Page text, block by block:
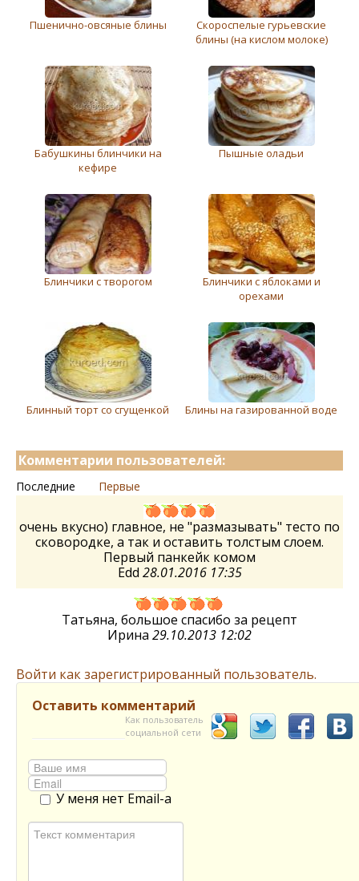
Пшенично-овсяные блины
Скороспелые гурьевские
блины (на кислом молоке)
Бабушкины блинчики на
кефире
Пышные оладьи
Блинчики с творогом
Блинчики с яблоками и
орехами
Блинный торт со сгущенкой Блины на газированной воде
Комментарии пользователей:
Последние Первые
очень вкусно) главное, не "размазывать" тесто по
сковородке, а так и оставить толстым слоем.
Первый панкейк комом
Edd 28.01.2016 17:35
Татьяна, большое спасибо за рецепт
Ирина 29.10.2013 12:02
Войти как зарегистрированный пользователь.
Оставить комментарий
Как пользователь
социальной сети
У меня нет Email-а